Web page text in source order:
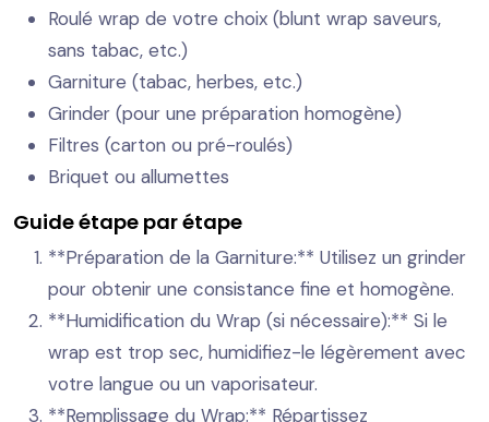
Roulé wrap de votre choix (blunt wrap saveurs,
sans tabac, etc.)
Garniture (tabac, herbes, etc.)
Grinder (pour une préparation homogène)
Filtres (carton ou pré-roulés)
Briquet ou allumettes
Guide étape par étape
**Préparation de la Garniture:** Utilisez un grinder
pour obtenir une consistance fine et homogène.
**Humidification du Wrap (si nécessaire):** Si le
wrap est trop sec, humidifiez-le légèrement avec
votre langue ou un vaporisateur.
**Remplissage du Wrap:** Répartissez